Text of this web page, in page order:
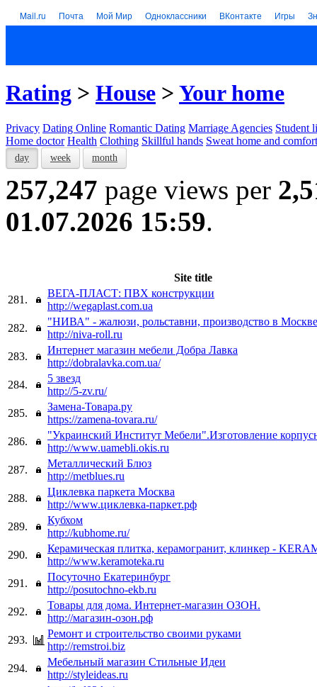
Mail.ru Почта Мой Мир Одноклассники ВКонтакте Игры
Rating > House > Your home
Privacy Dating Online Romantic Dating Marriage Agencies Student
Home doctor Health Clothing Skillful hands Sweat home and comfort
day week month
257,247 page views per
01.07.2026 15:59.
Site title
281.
ВЕГА-ПЛАСТ: ПВХ конструкции
http://wegaplast.com.ua
282.
"НИВА" - жалюзи, рольставни, производство в Москве
http://niva-roll.ru
283.
Интернет магазин мебели Добра Лавка
http://dobralavka.com.ua/
284.
5 звезд
http://5-zv.ru/
285.
Замена-Товара.ру
https://zamena-tovara.ru/
286.
"Украинский Институт Мебели".Изготовление
http://www.uamebli.okis.ru
287.
Металлический Блюз
http://metblues.ru
288.
Циклевка паркета Москва
http://www.циклевка-паркет.рф
289.
Кубхом
http://kubhome.ru/
290.
Керамическая плитка, керамогранит, клинкер -
http://www.keramoteka.ru
291.
Посуточно Екатеринбург
http://posutochno-ekb.ru
292.
Товары для дома. Интернет-магазин ОЗОН.
http://магазин-озон.рф
293.
Ремонт и строительство своими руками
http://remstroi.biz
294.
Мебельный магазин Стильные Идеи
http://styleideas.ru